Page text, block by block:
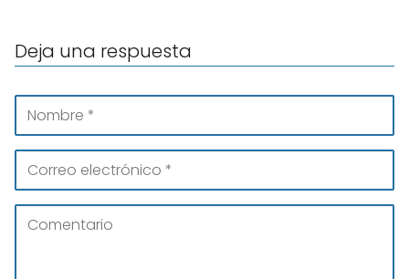
Deja una respuesta